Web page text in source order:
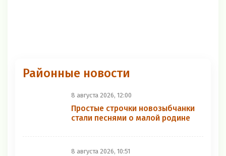
Районные новости
8 августа 2026, 12:00
Простые строчки новозыбчанки
стали песнями о малой родине
8 августа 2026, 10:51